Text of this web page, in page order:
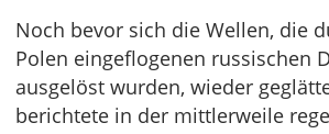
Noch bevor sich die Wellen, die
Polen eingeflogenen russischen
ausgelöst wurden, wieder
berichtete in der mittlerweile